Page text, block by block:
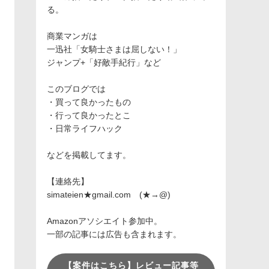
る。
商業マンガは
一迅社「女騎士さまは屈しない！」
ジャンプ+「好敵手紀行」など
このブログでは
・買って良かったもの
・行って良かったとこ
・日常ライフハック
などを掲載してます。
【連絡先】
simateien★gmail.com (★→@)
Amazonアソシエイト参加中。
一部の記事には広告も含まれます。
【案件はこちら】レビュー記事等